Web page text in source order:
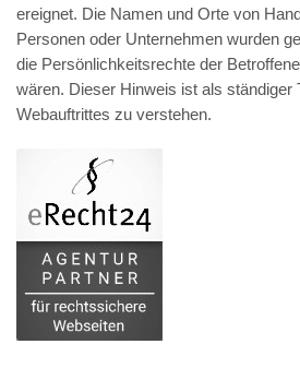
ereignet. Die Namen und Orte von
Personen oder Unternehmen wurden
die Persönlichkeitsrechte der
wären. Dieser Hinweis ist als ständiger
Webauftrittes zu verstehen.